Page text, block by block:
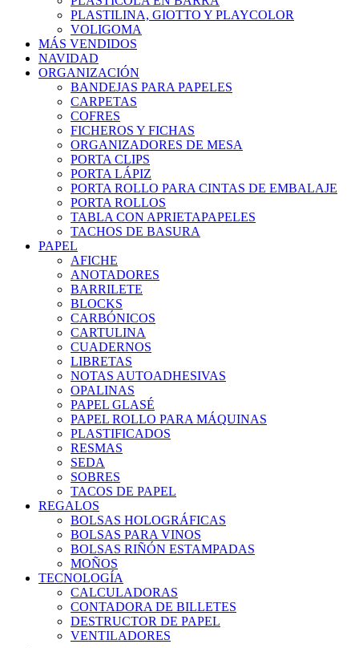
PLASTILINA, GIOTTO Y PLAYCOLOR
VOLIGOMA
MÁS VENDIDOS
NAVIDAD
ORGANIZACIÓN
BANDEJAS PARA PAPELES
CARPETAS
COFRES
FICHEROS Y FICHAS
ORGANIZADORES DE MESA
PORTA CLIPS
PORTA LÁPIZ
PORTA ROLLO PARA CINTAS DE EMBALAJE
PORTA ROLLOS
TABLA CON APRIETAPAPELES
TACHOS DE BASURA
PAPEL
AFICHE
ANOTADORES
BARRILETE
BLOCKS
CARBÓNICOS
CARTULINA
CUADERNOS
LIBRETAS
NOTAS AUTOADHESIVAS
OPALINAS
PAPEL GLASÉ
PAPEL ROLLO PARA MÁQUINAS
PLASTIFICADOS
RESMAS
SEDA
SOBRES
TACOS DE PAPEL
REGALOS
BOLSAS HOLOGRÁFICAS
BOLSAS PARA VINOS
BOLSAS RIÑÓN ESTAMPADAS
MOÑOS
TECNOLOGÍA
CALCULADORAS
CONTADORA DE BILLETES
DESTRUCTOR DE PAPEL
VENTILADORES